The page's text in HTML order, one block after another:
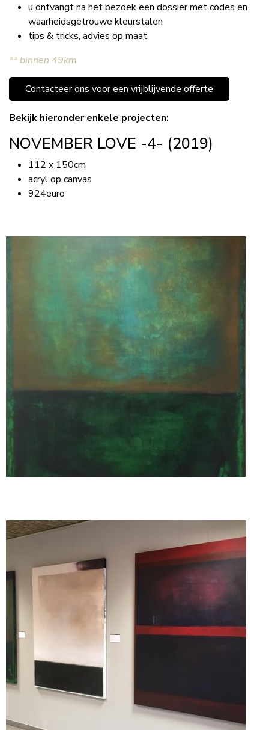
u ontvangt na het bezoek een dossier met codes en
waarheidsgetrouwe kleurstalen
tips & tricks, advies op maat
** binnen 49km
Contacteer ons voor een vrijblijvende offerte
Bekijk hieronder enkele projecten:
NOVEMBER LOVE -4- (2019)
112 x 150cm
acryl op canvas
924euro